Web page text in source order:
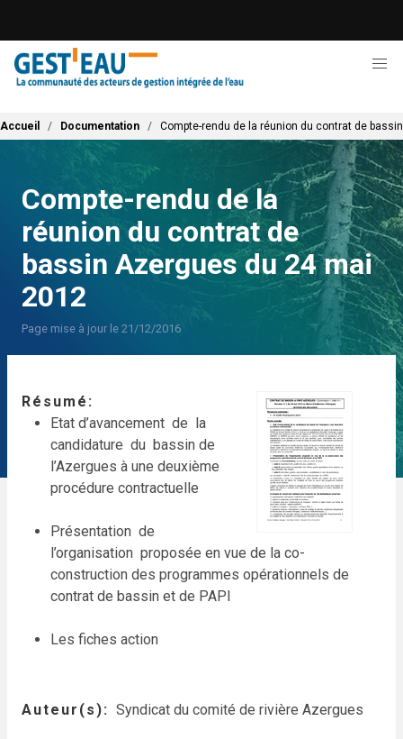
contenu
principal
Fil d'Ariane
Accueil Documentation Compte-rendu de la réunion du contrat de
Compte-rendu de la
réunion du contrat de
bassin Azergues du 24 mai
2012
Page mise à jour le 21/12/2016
Résumé
Etat d’avancement de la
candidature du bassin de
l’Azergues à une deuxième
procédure contractuelle
Présentation de
l’organisation proposée en vue de la co-
construction des programmes opérationnels de
contrat de bassin et de PAPI
Les fiches action
Auteur(s) Syndicat du comité de rivière Azergues